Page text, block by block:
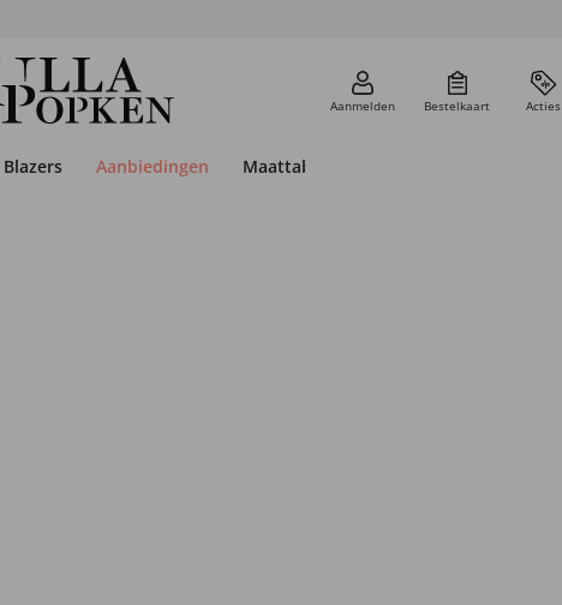
Aanmelden Bestelkaart Acties
Blazers Aanbiedingen Maattabel